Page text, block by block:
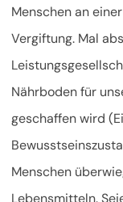
Menschen an
Vergiftung. Mal
Nährboden für
geschaffen wird
Menschen
Lebensmitteln.